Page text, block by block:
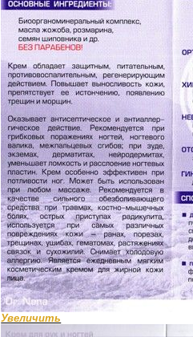
Увеличить